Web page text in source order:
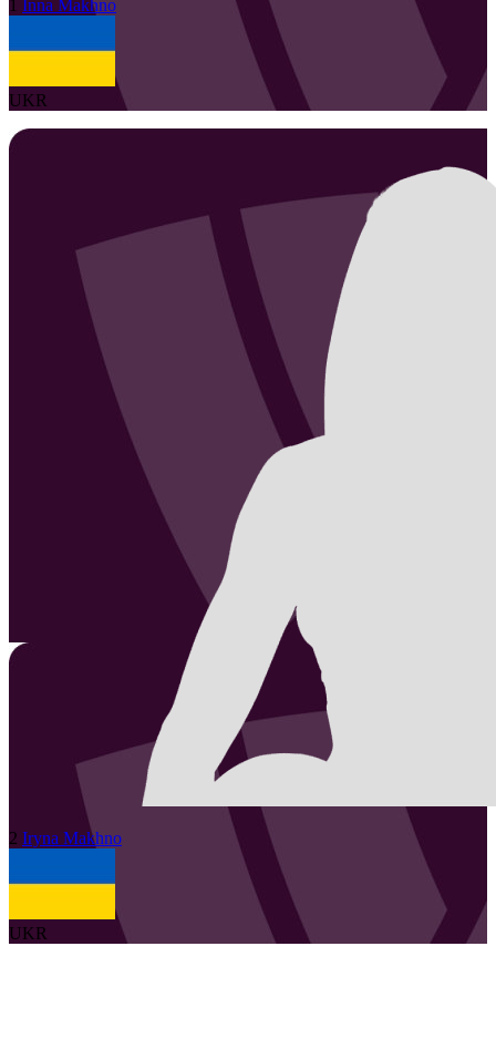
1 Inna Makhno
UKR
2 Iryna Makhno
UKR